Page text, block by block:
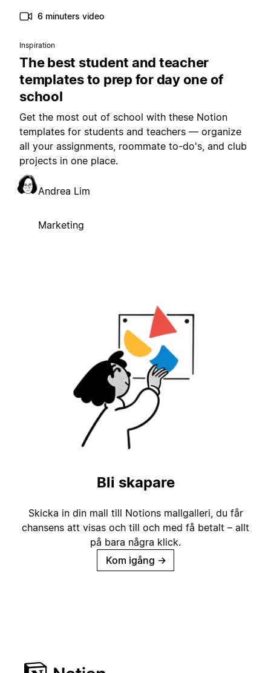
6 minuters video
Inspiration
The best student and teacher
templates to prep for day one of
school
Get the most out of school with these Notion
templates for students and teachers — organize
all your assignments, roommate to-do's, and club
projects in one place.
Andrea Lim
Marketing
Bli skapare
Skicka in din mall till Notions mallgalleri, du får
chansens att visas och till och med få betalt – allt
på bara några klick.
Kom igång →